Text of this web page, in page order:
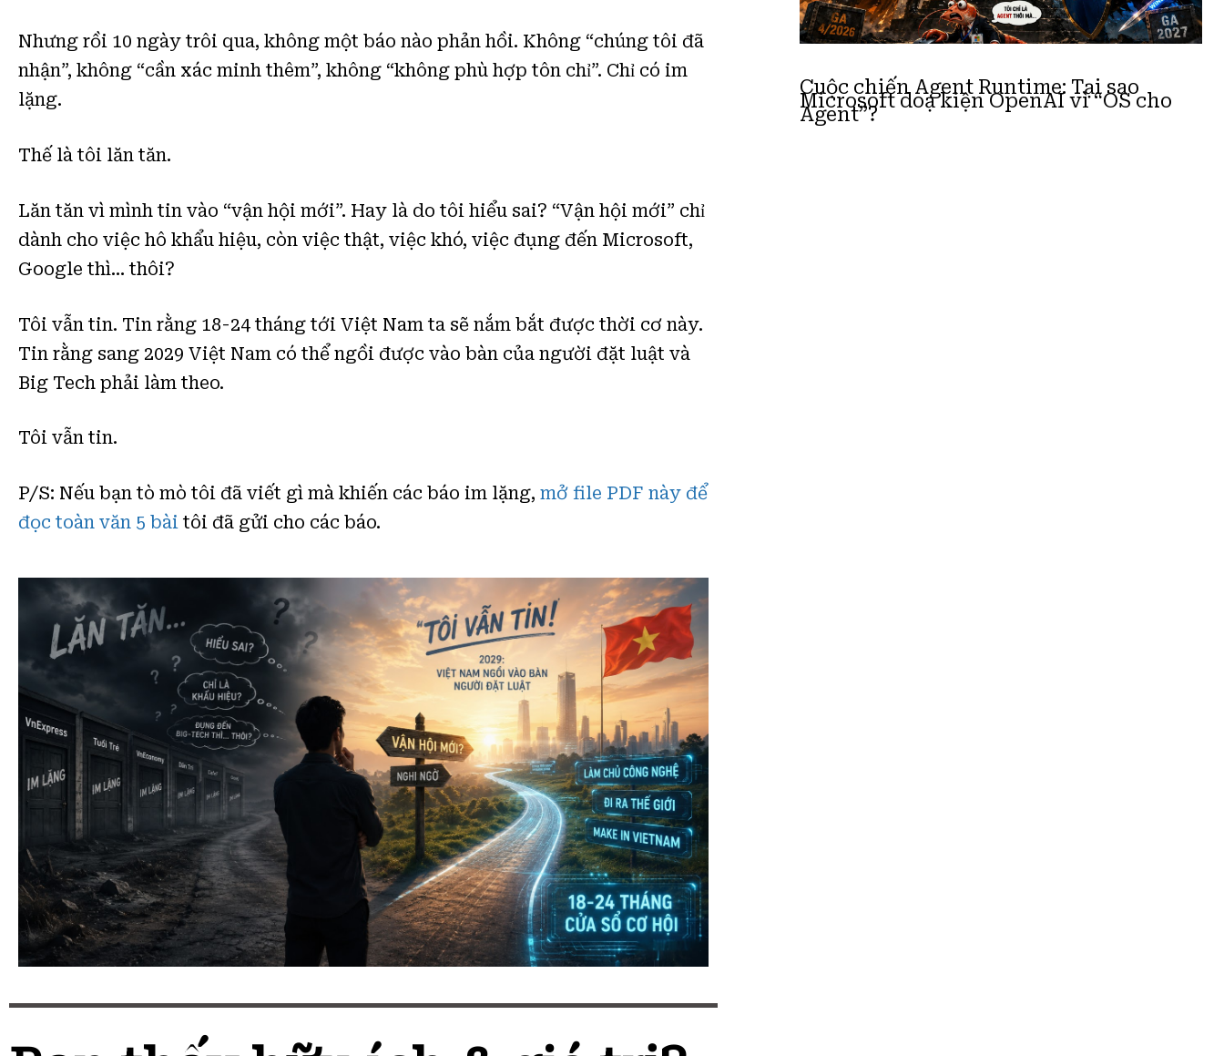
Nhưng rồi 10 ngày trôi qua, không một báo nào phản hồi. Không “chúng tôi đã
nhận”, không “cần xác minh thêm”, không “không phù hợp tôn chỉ”. Chỉ có im
lặng.
Thế là tôi lăn tăn.
Lăn tăn vì mình tin vào “vận hội mới”. Hay là do tôi hiểu sai? “Vận hội mới” chỉ
dành cho việc hô khẩu hiệu, còn việc thật, việc khó, việc đụng đến Microsoft,
Google thì… thôi?
Tôi vẫn tin. Tin rằng 18-24 tháng tới Việt Nam ta sẽ nắm bắt được thời cơ này.
Tin rằng sang 2029 Việt Nam có thể ngồi được vào bàn của người đặt luật và
Big Tech phải làm theo.
Tôi vẫn tin.
P/S: Nếu bạn tò mò tôi đã viết gì mà khiến các báo im lặng, mở file PDF này để
đọc toàn văn 5 bài tôi đã gửi cho các báo.
Cuộc chiến Agent Runtime: Tại sao
Microsoft doạ kiện OpenAI vì “OS cho
Agent”?